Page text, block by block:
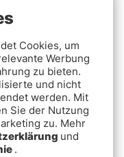
Cookies, um
Werbung
zu bieten.
und nicht
werden. Mit
Sie der Nutzung
zu. Mehr
und
.